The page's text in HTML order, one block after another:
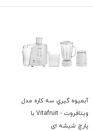
آبميوه گيري سه كاره مدل
ویتافروت - Vitafruit با
پارچ شیشه ای